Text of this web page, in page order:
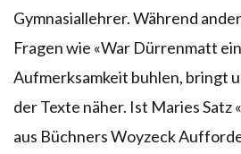
Gymnasiallehrer. Während
Fragen wie «War Dürrenmatt
Aufmerksamkeit buhlen, bringt
der Texte näher. Ist Maries Satz
aus Büchners Woyzeck